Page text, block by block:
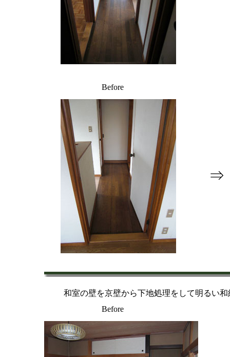
Before
⇒
和室の壁を京壁から下地処理をして明るい
Before